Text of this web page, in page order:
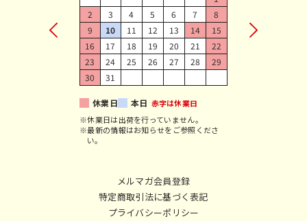
メルマガ会員登録
特定商取引法に基づく表記
プライバシーポリシー
2
3 4 5 6 7
8
9
10 11 12 13 14
15
16
17 18 19 20 21
22
23
24 25 26 27 28
29
30
31
休業日 本日 赤字は休業日
※休業日は出荷を行っていません。
※最新の情報はお知らせをご参照くださ
い。